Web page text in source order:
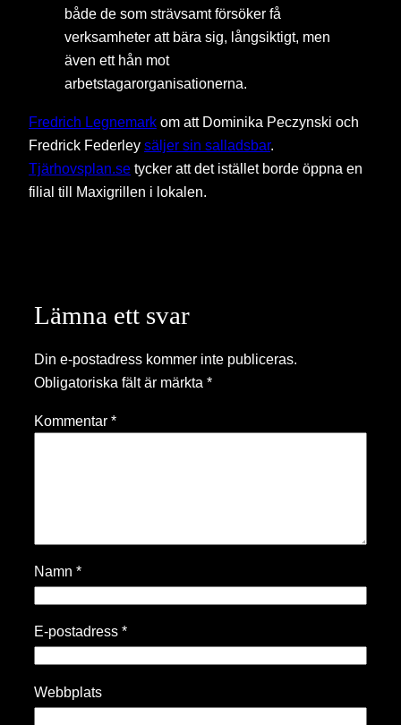
både de som strävsamt försöker få
verksamheter att bära sig, långsiktigt, men
även ett hån mot
arbetstagarorganisationerna.
Fredrich Legnemark om att Dominika Peczynski och
Fredrick Federley säljer sin salladsbar.
Tjärhovsplan.se tycker att det istället borde öppna en
filial till Maxigrillen i lokalen.
Lämna ett svar
Din e-postadress kommer inte publiceras.
Obligatoriska fält är märkta *
Kommentar *
Namn *
E-postadress *
Webbplats